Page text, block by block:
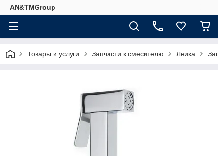
AN&TMGroup
Товары и услуги Запчасти к смесителю Лейка